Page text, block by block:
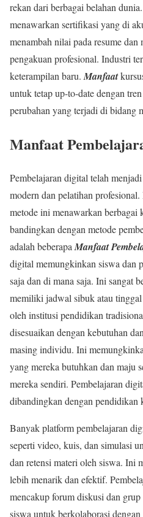
rekan dari berbagai belahan
menawarkan sertifikasi yang di
menambah nilai pada resume
pengakuan profesional. Industri
keterampilan baru. Manfaat
untuk tetap up-to-date dengan
perubahan yang terjadi di bidang
Manfaat
Pembelajaran digital telah
modern dan pelatihan
metode ini menawarkan
bandingkan dengan metode
adalah beberapa Manfaat
digital memungkinkan siswa dan
saja dan di mana saja. Ini sangat
memiliki jadwal sibuk atau
oleh institusi pendidikan
disesuaikan dengan kebutuhan
masing individu. Ini
yang mereka butuhkan dan maju
mereka sendiri. Pembelajaran
dibandingkan dengan pendidikan
Banyak platform pembelajaran
seperti video, kuis, dan simulasi
dan retensi materi oleh siswa. Ini
lebih menarik dan efektif.
mencakup forum diskusi dan
siswa untuk berkolaborasi